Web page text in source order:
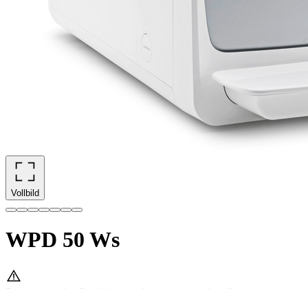
Vollbild
WPD 50 Ws